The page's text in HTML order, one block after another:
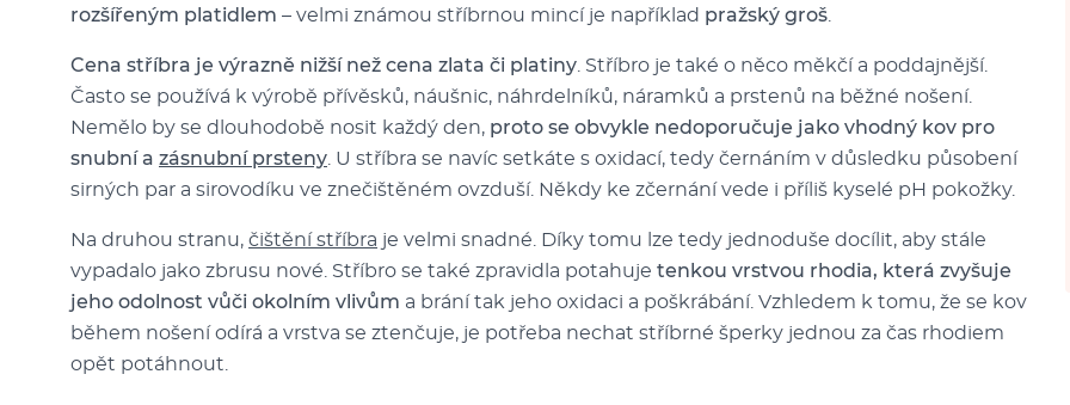
rozšířeným platidlem – velmi známou stříbrnou mincí je například pražský groš
Cena stříbra je výrazně nižší než cena zlata či platiny . Stříbro je také o něco měkčí a poddajnější.
Často se používá k výrobě přívěsků, náušnic, náhrdelníků, náramků a prstenů na běžné nošení.
Nemělo by se dlouhodobě nosit každý den, proto se obvykle nedoporučuje jako vhodný kov pro
snubní a zásnubní prsteny . U stříbra se navíc setkáte s oxidací, tedy černáním v důsledku působení
sirných par a sirovodíku ve znečištěném ovzduší. Někdy ke zčernání vede i příliš kyselé pH pokožky.
Na druhou stranu, čištění stříbra je velmi snadné. Díky tomu lze tedy jednoduše docílit, aby stále
vypadalo jako zbrusu nové. Stříbro se také zpravidla potahuje tenkou vrstvou rhodia, která zvyšuje
jeho odolnost vůči okolním vlivům a brání tak jeho oxidaci a poškrábání. Vzhledem k tomu, že se kov
během nošení odírá a vrstva se ztenčuje, je potřeba nechat stříbrné šperky jednou za čas rhodiem
opět potáhnout.